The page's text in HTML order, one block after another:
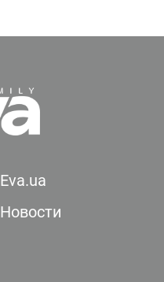
Eva.ua
Новости